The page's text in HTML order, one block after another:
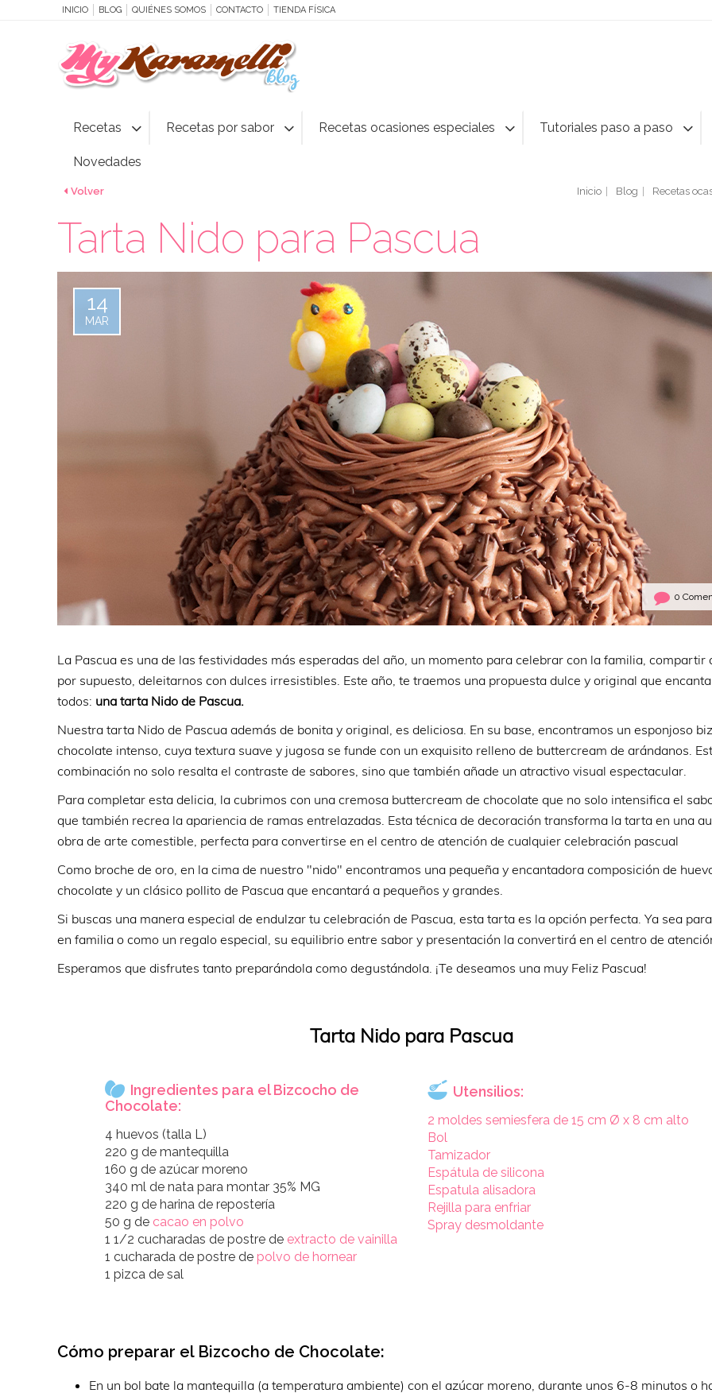
INICIO BLOG QUIÉNES SOMOS CONTACTO TIENDA FÍSICA
Recetas Recetas por sabor Recetas ocasiones especiales Tutoriales paso a paso
Novedades
Volver Inicio Blog Recetas
Tarta Nido para Pascua
14
MAR
0
La Pascua es una de las festividades más esperadas del año, un momento para celebrar con la familia, compartir
por supuesto, deleitarnos con dulces irresistibles. Este año, te traemos una propuesta dulce y original que
todos: una tarta Nido de Pascua.
Nuestra tarta Nido de Pascua además de bonita y original, es deliciosa. En su base, encontramos un esponjoso
chocolate intenso, cuya textura suave y jugosa se funde con un exquisito relleno de buttercream de arándanos.
combinación no solo resalta el contraste de sabores, sino que también añade un atractivo visual espectacular.
Para completar esta delicia, la cubrimos con una cremosa buttercream de chocolate que no solo intensifica el
que también recrea la apariencia de ramas entrelazadas. Esta técnica de decoración transforma la tarta en una
obra de arte comestible, perfecta para convertirse en el centro de atención de cualquier celebración pascual
Como broche de oro, en la cima de nuestro "nido" encontramos una pequeña y encantadora composición de
chocolate y un clásico pollito de Pascua que encantará a pequeños y grandes.
Si buscas una manera especial de endulzar tu celebración de Pascua, esta tarta es la opción perfecta. Ya sea
en familia o como un regalo especial, su equilibrio entre sabor y presentación la convertirá en el centro de
Esperamos que disfrutes tanto preparándola como degustándola. ¡Te deseamos una muy Feliz Pascua!
Tarta Nido para Pascua
Ingredientes para el Bizcocho de
Chocolate:
4 huevos (talla L)
220 g de mantequilla
160 g de azúcar moreno
340 ml de nata para montar 35% MG
220 g de harina de repostería
50 g de cacao en polvo
1 1/2 cucharadas de postre de extracto de vainilla
1 cucharada de postre de polvo de hornear
1 pizca de sal
Utensilios:
2 moldes semiesfera de 15 cm Ø x 8 cm alto
Bol
Tamizador
Espátula de silicona
Espatula alisadora
Rejilla para enfriar
Spray desmoldante
Cómo preparar el Bizcocho de Chocolate:
En un bol bate la mantequilla (a temperatura ambiente) con el azúcar moreno, durante unos 6-8 minutos o